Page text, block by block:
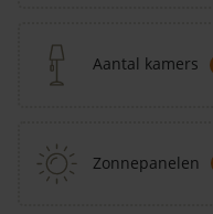
Aantal kamers
Zonnepanelen